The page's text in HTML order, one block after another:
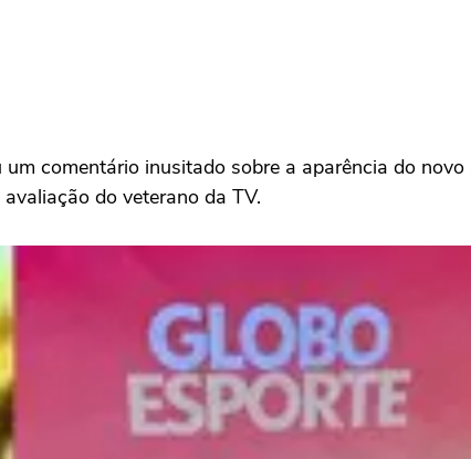
comentário inusitado sobre a aparência do novo
do veterano da TV.